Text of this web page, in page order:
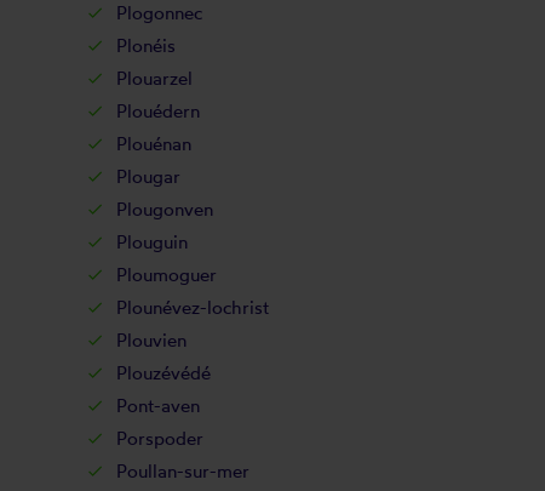
Plogonnec
Plonéis
Plouarzel
Plouédern
Plouénan
Plougar
Plougonven
Plouguin
Ploumoguer
Plounévez-lochrist
Plouvien
Plouzévédé
Pont-aven
Porspoder
Poullan-sur-mer